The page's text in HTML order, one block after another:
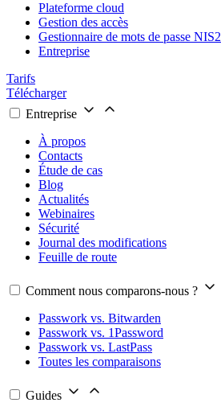
Plateforme cloud
Gestion des accès
Gestionnaire de mots de passe NIS2
Entreprise
Tarifs
Télécharger
Entreprise
À propos
Contacts
Étude de cas
Blog
Actualités
Webinaires
Sécurité
Journal des modifications
Feuille de route
Comment nous comparons-nous ?
Passwork vs. Bitwarden
Passwork vs. 1Password
Passwork vs. LastPass
Toutes les comparaisons
Guides